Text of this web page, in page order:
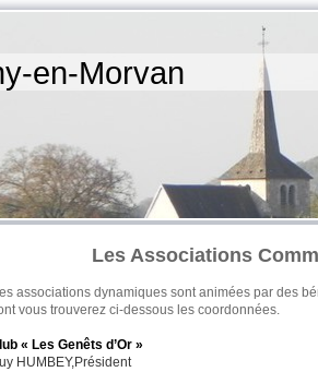
en-Morvan
Les Associations
associations dynamiques sont animées par des
vous trouverez ci-dessous les coordonnées.
« Les Genêts d’Or »
HUMBEY,Président